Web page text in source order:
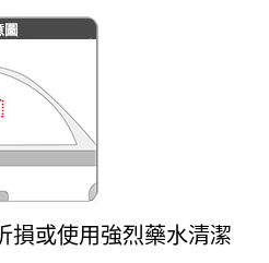
損或使用強烈藥水清潔